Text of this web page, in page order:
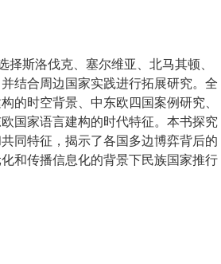
择斯洛伐克、塞尔维亚、北马其顿、
结合周边国家实践进行拓展研究。全
的时空背景、中东欧四国案例研究、
国家语言建构的时代特征。本书探究
同特征，揭示了各国多边博弈背后的
和传播信息化的背景下民族国家推行